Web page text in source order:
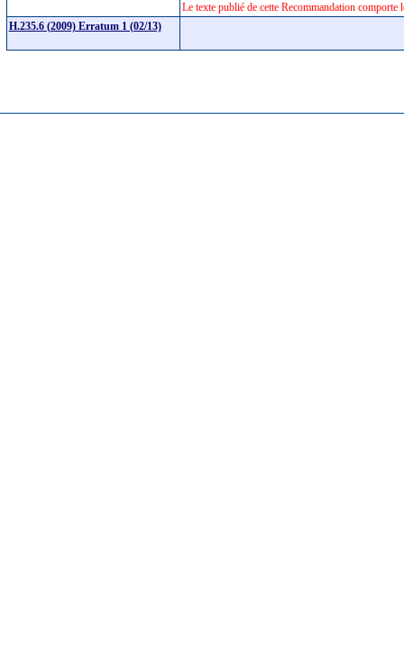
Le texte publié de cette Recommandation
H.235.6 (2009) Erratum 1 (02/13)